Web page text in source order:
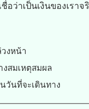
อว่าเป็นเงินของเราจ
งหน้า
งสมเหตุสมผล
วันที่จะเดินทาง